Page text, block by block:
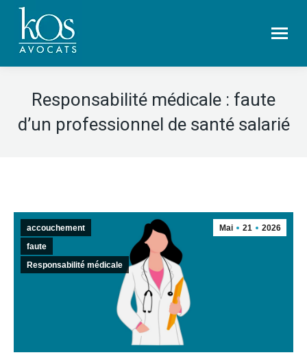
Responsabilité médicale : faute
d’un professionnel de santé salarié
Mai 21 2026
accouchement
faute
Responsabilité médicale